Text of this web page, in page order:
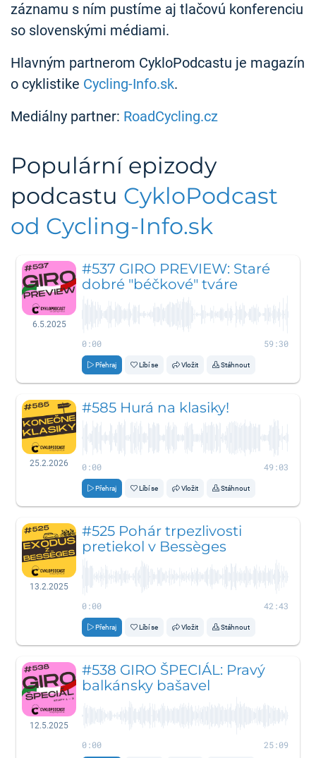
záznamu s ním pustíme aj tlačovú konferenciu
so slovenskými médiami.
Hlavným partnerom CykloPodcastu je magazín
o cyklistike Cycling-Info.sk.
Mediálny partner: RoadCycling.cz
Populární epizody
podcastu CykloPodcast
od Cycling-Info.sk
6.5.2025
#537 GIRO PREVIEW: Staré
dobré "béčkové" tváre
0:00 59:30
Přehraj Líbí se Vložit Stáhnout
25.2.2026
#585 Hurá na klasiky!
0:00 49:03
Přehraj Líbí se Vložit Stáhnout
13.2.2025
#525 Pohár trpezlivosti
pretiekol v Bessèges
0:00 42:43
Přehraj Líbí se Vložit Stáhnout
12.5.2025
#538 GIRO ŠPECIÁL: Pravý
balkánsky bašavel
0:00 25:09